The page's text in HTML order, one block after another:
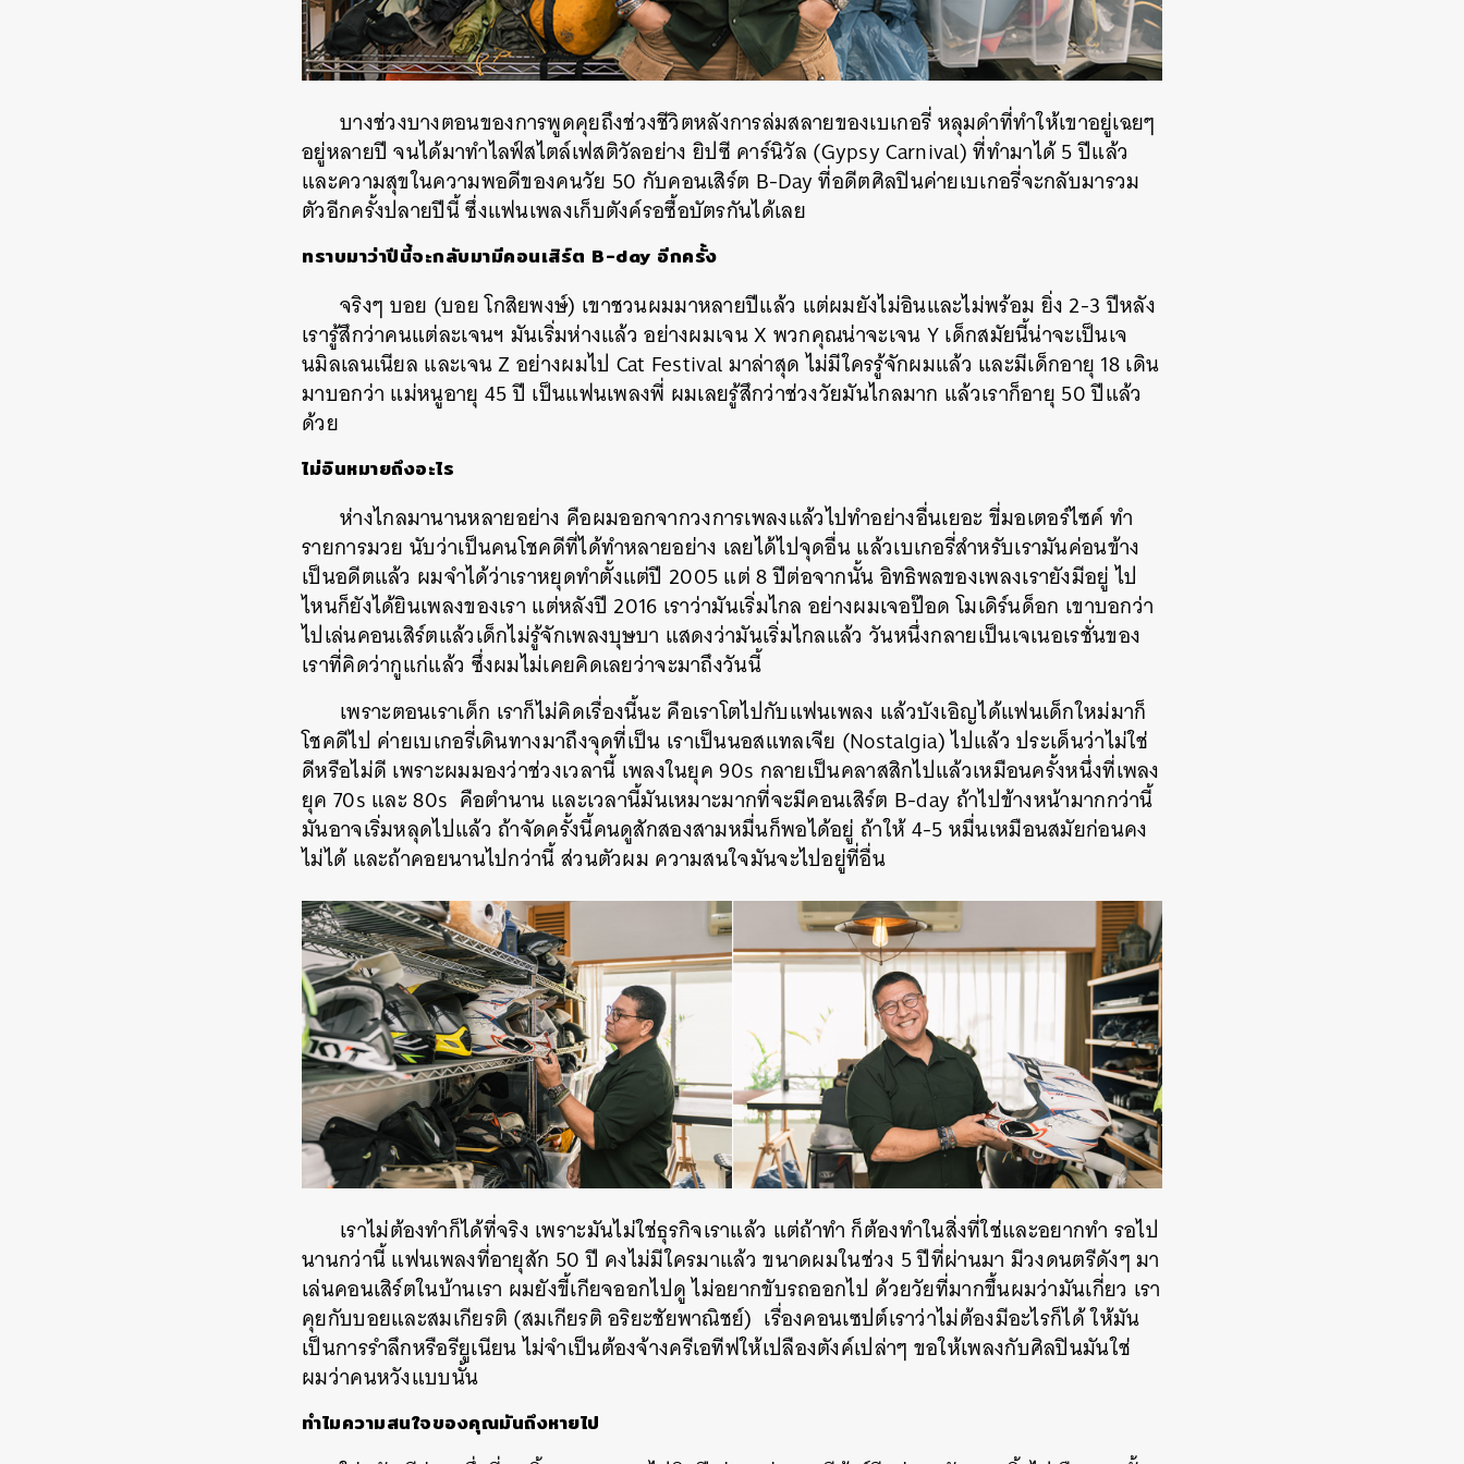
บางช่วงบางตอนของการพูดคุยถึงช่วงชีวิตหลังการล่มสลายของเบเกอรี่ หลุมดำที่ทำให้เขาอยู่เฉยๆ
อยู่หลายปี จนได้มาทำไลฟ์สไตล์เฟสติวัลอย่าง ยิปซี คาร์นิวัล (Gypsy Carnival) ที่ทำมาได้ 5 ปีแล้ว
และความสุขในความพอดีของคนวัย 50 กับคอนเสิร์ต B-Day ที่อดีตศิลปินค่ายเบเกอรี่จะกลับมารวม
ตัวอีกครั้งปลายปีนี้ ซึ่งแฟนเพลงเก็บตังค์รอซื้อบัตรกันได้เลย
ทราบมาว่าปีนี้จะกลับมามีคอนเสิร์ต B-day อีกครั้ง
จริงๆ บอย (บอย โกสิยพงษ์) เขาชวนผมมาหลายปีแล้ว แต่ผมยังไม่อินและไม่พร้อม ยิ่ง 2-3 ปีหลัง
เรารู้สึกว่าคนแต่ละเจนฯ มันเริ่มห่างแล้ว อย่างผมเจน X พวกคุณน่าจะเจน Y เด็กสมัยนี้น่าจะเป็นเจ
นมิลเลนเนียล และเจน Z อย่างผมไป Cat Festival มาล่าสุด ไม่มีใครรู้จักผมแล้ว และมีเด็กอายุ 18 เดิน
มาบอกว่า แม่หนูอายุ 45 ปี เป็นแฟนเพลงพี่ ผมเลยรู้สึกว่าช่วงวัยมันไกลมาก แล้วเราก็อายุ 50 ปีแล้ว
ด้วย
ไม่อินหมายถึงอะไร
ห่างไกลมานานหลายอย่าง คือผมออกจากวงการเพลงแล้วไปทำอย่างอื่นเยอะ ขี่มอเตอร์ไซค์ ทำ
รายการมวย นับว่าเป็นคนโชคดีที่ได้ทำหลายอย่าง เลยได้ไปจุดอื่น แล้วเบเกอรี่สำหรับเรามันค่อนข้าง
เป็นอดีตแล้ว ผมจำได้ว่าเราหยุดทำตั้งแต่ปี 2005 แต่ 8 ปีต่อจากนั้น อิทธิพลของเพลงเรายังมีอยู่ ไป
ไหนก็ยังได้ยินเพลงของเรา แต่หลังปี 2016 เราว่ามันเริ่มไกล อย่างผมเจอป๊อด โมเดิร์นด็อก เขาบอกว่า
ไปเล่นคอนเสิร์ตแล้วเด็กไม่รู้จักเพลงบุษบา แสดงว่ามันเริ่มไกลแล้ว วันหนึ่งกลายเป็นเจเนอเรชั่นของ
เราที่คิดว่ากูแก่แล้ว ซึ่งผมไม่เคยคิดเลยว่าจะมาถึงวันนี้
เพราะตอนเราเด็ก เราก็ไม่คิดเรื่องนี้นะ คือเราโตไปกับแฟนเพลง แล้วบังเอิญได้แฟนเด็กใหม่มาก็
โชคดีไป ค่ายเบเกอรี่เดินทางมาถึงจุดที่เป็น เราเป็นนอสแทลเจีย (Nostalgia)ไปแล้ว ประเด็นว่าไม่ใช่
ดีหรือไม่ดี เพราะผมมองว่าช่วงเวลานี้ เพลงในยุค 90s กลายเป็นคลาสสิกไปแล้วเหมือนครั้งหนึ่งที่เพลง
ยุค 70s และ 80s คือตำนาน และเวลานี้มันเหมาะมากที่จะมีคอนเสิร์ต B-day ถ้าไปข้างหน้ามากกว่านี้
มันอาจเริ่มหลุดไปแล้ว ถ้าจัดครั้งนี้คนดูสักสองสามหมื่นก็พอได้อยู่ ถ้าให้ 4-5 หมื่นเหมือนสมัยก่อนคง
ไม่ได้ และถ้าคอยนานไปกว่านี้ ส่วนตัวผม ความสนใจมันจะไปอยู่ที่อื่น
เราไม่ต้องทำก็ได้ที่จริง เพราะมันไม่ใช่ธุรกิจเราแล้ว แต่ถ้าทำ ก็ต้องทำในสิ่งที่ใช่และอยากทำ รอไป
นานกว่านี้ แฟนเพลงที่อายุสัก 50 ปี คงไม่มีใครมาแล้ว ขนาดผมในช่วง 5 ปีที่ผ่านมา มีวงดนตรีดังๆ มา
เล่นคอนเสิร์ตในบ้านเรา ผมยังขี้เกียจออกไปดู ไม่อยากขับรถออกไป ด้วยวัยที่มากขึ้นผมว่ามันเกี่ยว เรา
คุยกับบอยและสมเกียรติ (สมเกียรติ อริยะชัยพาณิชย์) เรื่องคอนเซปต์เราว่าไม่ต้องมีอะไรก็ได้ ให้มัน
เป็นการรำลึกหรือรียูเนียน ไม่จำเป็นต้องจ้างครีเอทีฟให้เปลืองตังค์เปล่าๆ ขอให้เพลงกับศิลปินมันใช่
ผมว่าคนหวังแบบนั้น
ทำไมความสนใจของคุณมันถึงหายไป
SHARE TWEET LINE EMAIL